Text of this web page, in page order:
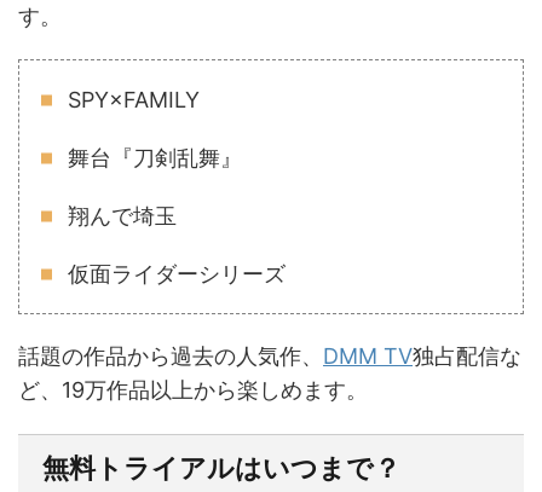
す。
SPY×FAMILY
舞台『刀剣乱舞』
翔んで埼玉
仮面ライダーシリーズ
話題の作品から過去の人気作、 DMM TV独占配信な
ど、19万作品以上から楽しめます。
無料トライアルはいつまで？